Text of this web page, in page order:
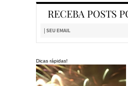
RECEBA POSTS
Dicas rápidas!